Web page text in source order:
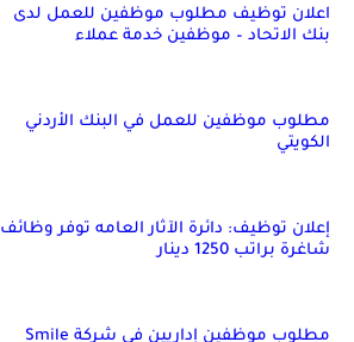
اعلان توظيف مطلوب موظفين للعمل لدى
بنك الاتحاد – موظفين خدمة عملاء
مطلوب موظفين للعمل في البنك الأردني
الكويتي
إعلان توظيف: دائرة الآثار العامه توفر وظائف
شاغرة براتب 1250 دينار
مطلوب موظفين إداريين في شركة Smile